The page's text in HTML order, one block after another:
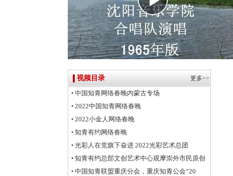
视频目录 更多>>
• 中国知青网络春晚内蒙古专场
• 2022中国知青网络春晚
• 2022小金人网络春晚
• 知青有约网络春晚
• 光彩人在党旗下奋进 2022光彩艺术总团
• 知青有约总部文创艺术中心观摩崇外市民原创
• 中国知青联盟重庆分会，重庆知青公会“20